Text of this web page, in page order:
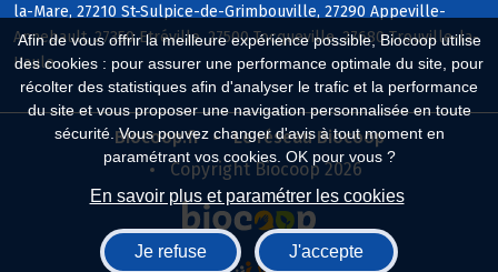
Afin de vous offrir la meilleure expérience possible, Biocoop utilise
des cookies : pour assurer une performance optimale du site, pour
récolter des statistiques afin d'analyser le trafic et la performance
du site et vous proposer une navigation personnalisée en toute
sécurité. Vous pouvez changer d'avis à tout moment en
paramétrant vos cookies. OK pour vous ?
En savoir plus et paramétrer les cookies
Je refuse J'accepte
la-Mare, 27210 St-Sulpice-de-Grimbouville, 27290 Appeville-
Annebault, 27350 Etréville, 27500 Tocqueville, 27680 Trouville-la-
Haule
Biocoop.fr
Le réseau Biocoop
Copyright Biocoop 2026